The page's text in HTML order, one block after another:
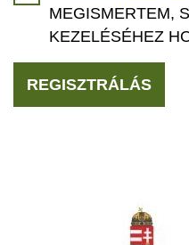
MEGISMERTEM,
KEZELÉSÉHEZ
REGISZTRÁLÁS